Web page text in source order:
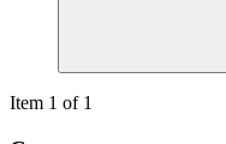
Item 1 of 1